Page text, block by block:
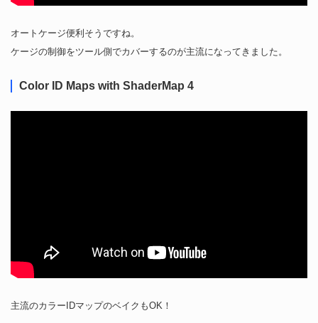
オートケージ便利そうですね。
ケージの制御をツール側でカバーするのが主流になってきました。
Color ID Maps with ShaderMap 4
主流のカラーIDマップのベイクもOK！